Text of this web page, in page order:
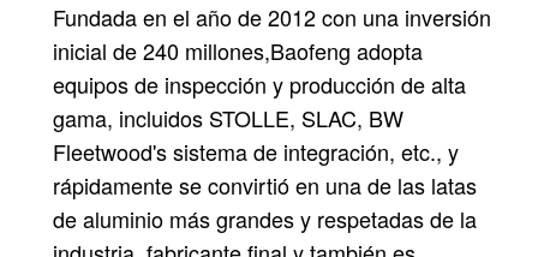
Fundada en el año de 2012 con una inversión
inicial de 240 millones,Baofeng adopta
equipos de inspección y producción de alta
gama, incluidos STOLLE, SLAC, BW
Fleetwood'ssistema de integración, etc., y
rápidamente se convirtió en una de las latas
de aluminio más grandes y respetadas de la